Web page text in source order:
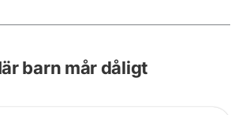
barn mår dåligt